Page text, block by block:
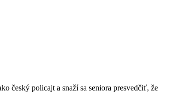
český policajt a snaží sa seniora presvedčiť, že